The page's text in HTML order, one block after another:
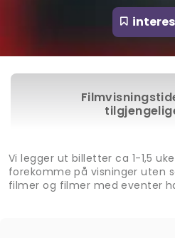
Vi legger ut billetter ca 1-1,5
forekomme på visninger uten
filmer og filmer med eventer